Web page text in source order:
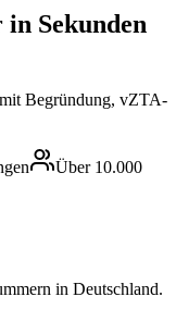
Sekunden
Begründung, vZTA-
Über 10.000
in Deutschland.